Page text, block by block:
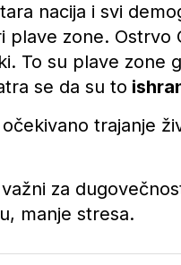
nacija i svi
plave zone. Ostrvo
To su plave zone
se da su to
trajanje
za
manje stresa.